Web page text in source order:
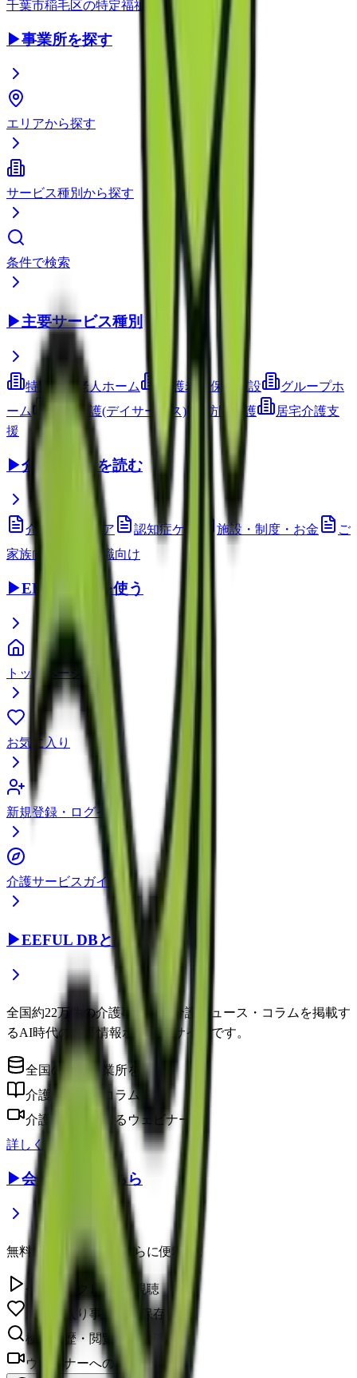
千葉市稲毛区の特定福祉用具販売
▶事業所を探す
エリアから探す
サービス種別から探す
条件で検索
▶主要サービス種別
特別養護老人ホーム 介護老人保健施設
グループホ
ーム
通所介護(デイサービス) 訪問介護
居宅介護支
援
▶介護コラムを読む
介護技術・ケア 認知症ケア 施設・制度・お金
ご
家族向け
介護職向け
▶EEFUL DBを使う
トップページ
お気に入り
新規登録・ログイン
介護サービスガイド
▶EEFUL DBとは？
全国約22万件の介護事業所と介護ニュース・コラムを掲載す
るAI時代の介護情報ポータルサイトです。
全国の介護事業所を網羅
介護に役立つコラム
介護のプロによるウェビナー
詳しく見る
▶会員登録はこちら
無料の会員登録で、さらに便利に。
今日のレク1本無料視聴
お気に入り事業所を保存
検索履歴・閲覧履歴の確認
ウェビナーへの申し込み